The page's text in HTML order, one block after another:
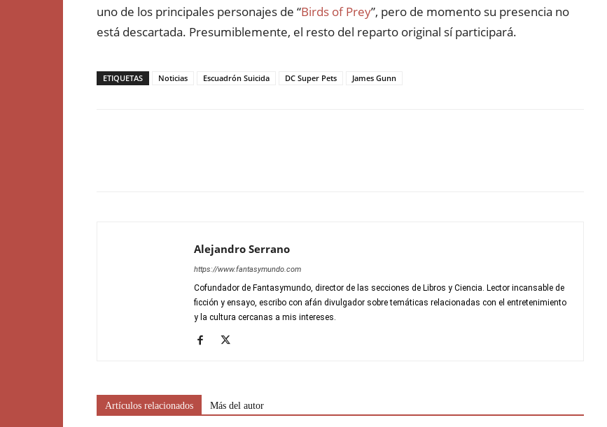
uno de los principales personajes de “Birds of Prey”, pero de momento su presencia no
está descartada. Presumiblemente, el resto del reparto original sí participará.
ETIQUETAS Noticias Escuadrón Suicida DC Super Pets James Gunn
Alejandro Serrano
https://www.fantasymundo.com
Cofundador de Fantasymundo, director de las secciones de Libros y Ciencia. Lector incansable de
ficción y ensayo, escribo con afán divulgador sobre temáticas relacionadas con el entretenimiento
y la cultura cercanas a mis intereses.
Artículos relacionados Más del autor